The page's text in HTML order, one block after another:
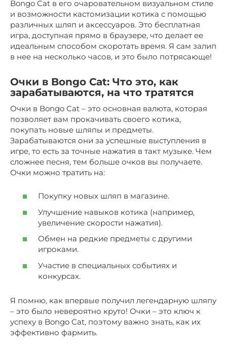
Bongo Cat в его очаровательном визуальном стиле
и возможности кастомизации котика с помощью
различных шляп и аксессуаров. Это бесплатная
игра, доступная прямо в браузере, что делает ее
идеальным способом скоротать время. Я сам залип
в нее на несколько часов, и это было потрясающе!
Очки в Bongo Cat: Что это, как
зарабатываются, на что тратятся
Очки в Bongo Cat – это основная валюта, которая
позволяет вам прокачивать своего котика,
покупать новые шляпы и предметы.
Зарабатываются они за успешные выступления в
игре, то есть за точные нажатия в такт музыке. Чем
сложнее песня, тем больше очков вы получаете.
Очки можно тратить на:
Покупку новых шляп в магазине.
Улучшение навыков котика (например,
увеличение скорости нажатия).
Обмен на редкие предметы с другими
игроками.
Участие в специальных событиях и
конкурсах.
Я помню, как впервые получил легендарную шляпу
– это было невероятно круто! Очки – это ключ к
успеху в Bongo Cat, поэтому важно знать, как их
эффективно фармить.